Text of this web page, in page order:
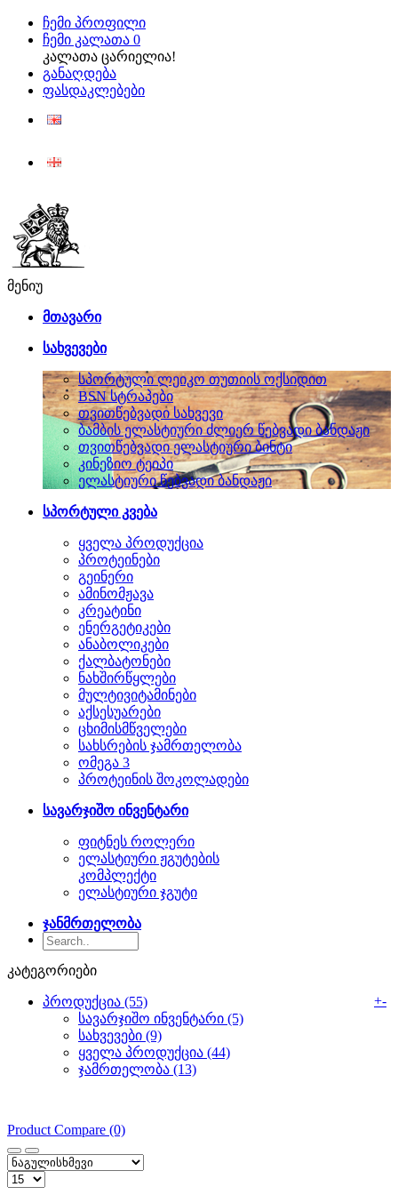
ჩემი პროფილი
ჩემი კალათა 0
კალათა ცარიელია!
განაღდება
ფასდაკლებები
მენიუ
მთავარი
სახვევები
სპორტული ლეიკო თუთიის ოქსიდით
BSN სტრაპები
თვითწებვადი სახვევი
ბამბის ელასტიური ძლიერ წებვადი ბანდაჟი
თვითწებვადი ელასტიური ბინტი
კინეზიო ტეიპი
ელასტიური წებვადი ბანდაჟი
სპორტული კვება
ყველა პროდუქცია
პროტეინები
გეინერი
ამინომჟავა
კრეატინი
ენერგეტიკები
ანაბოლიკები
ქალბატონები
ნახშირწყლები
მულტივიტამინები
აქსესუარები
ცხიმისმწველები
სახსრების ჯამრთელობა
ომეგა 3
პროტეინის შოკოლადები
სავარჯიშო ინვენტარი
ფიტნეს როლერი
ელასტიური ჟგუტების
კომპლექტი
ელასტიური ჯგუტი
ჯანმრთელობა
კატეგორიები
პროდუქცია (55) +-
სავარჯიშო ინვენტარი (5)
სახვევები (9)
ყველა პროდუქცია (44)
ჯამრთელობა (13)
Product Compare (0)